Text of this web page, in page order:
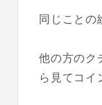
同じこと
他の方のク
ら見てコイ